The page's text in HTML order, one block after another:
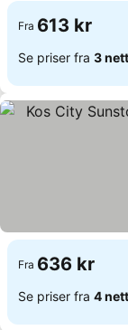
Fra 613 kr
Se priser fra 3
Fra 636 kr
Se priser fra 4